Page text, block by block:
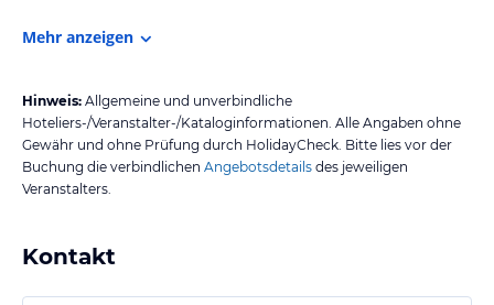
Mehr anzeigen
Hinweis: Allgemeine und unverbindliche
Hoteliers-/Veranstalter-/Kataloginformationen. Alle Angaben ohne
Gewähr und ohne Prüfung durch HolidayCheck. Bitte lies vor der
Buchung die verbindlichen Angebotsdetails des jeweiligen
Veranstalters.
Kontakt